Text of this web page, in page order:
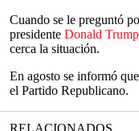
Cuando se le preguntó
presidente Donald Trump
cerca la situación.
En agosto se informó
el Partido Republicano.
RELACIONADOS